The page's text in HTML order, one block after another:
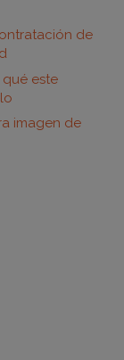
de
este
imagen de